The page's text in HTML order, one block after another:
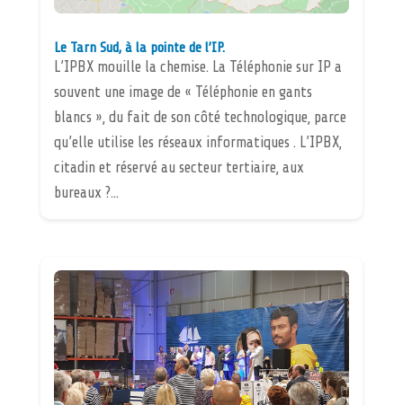
Le Tarn Sud, à la pointe de l’IP.
L’IPBX mouille la chemise. La Téléphonie sur IP a
souvent une image de « Téléphonie en gants
blancs », du fait de son côté technologique, parce
qu’elle utilise les réseaux informatiques . L’IPBX,
citadin et réservé au secteur tertiaire, aux
bureaux ?...